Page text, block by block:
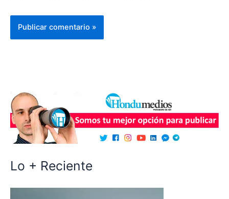
Lo + Reciente